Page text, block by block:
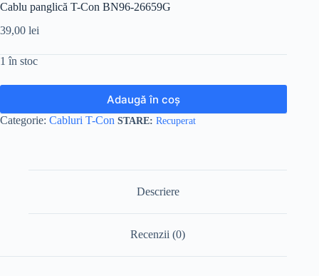
Cablu panglică T-Con BN96-26659G
39,00 lei
1 în stoc
Adaugă în coș
Categorie: Cabluri T-Con Recuperat
Descriere
Recenzii (0)